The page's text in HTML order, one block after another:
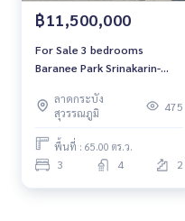
฿11,500,000
For Sale 3 bedrooms
Baranee Park Srinakarin-
Pet friendly 🐶🐱Fully
furnished, Ready to move in
ลาดกระบัง
สุวรรณภูมิ
475
พื้นที่ : 65.00 ตร.ว.
3 4 2